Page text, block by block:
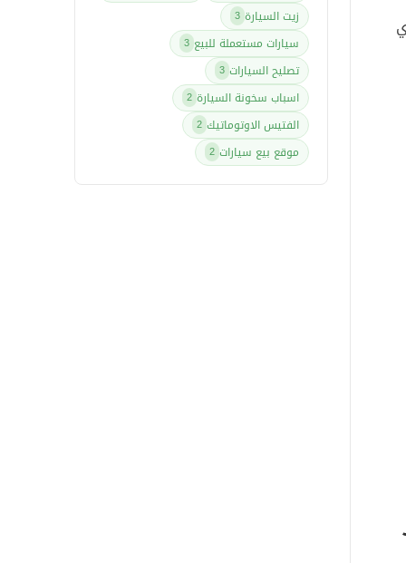
زيت السيارة 3
سيارات مستعملة للبيع 3
تصليح السيارات 3
اسباب سخونة السيارة 2
الفتيس الاوتوماتيك 2
موقع بيع سيارات 2